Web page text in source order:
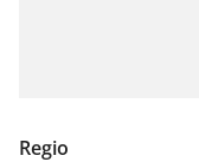
Regio